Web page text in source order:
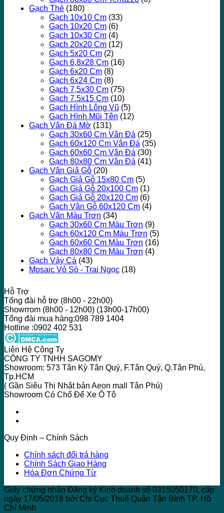
Gạch Thẻ (180)
Gạch 10x10 Cm (33)
Gạch 10x20 Cm (6)
Gạch 10x30 Cm (4)
Gạch 20x20 Cm (12)
Gạch 5x20 Cm (2)
Gạch 6,8x28 Cm (16)
Gạch 6x20 Cm (8)
Gạch 6x24 Cm (8)
Gạch 7,5x30 Cm (75)
Gạch 7.5x15 Cm (10)
Gạch Hình Lông Vũ (5)
Gạch Hình Mũi Tên (12)
Gạch Vân Đá Mờ (131)
Gạch 30x60 Cm Vân Đá (25)
Gạch 60x120 Cm Vân Đá (35)
Gạch 60x60 Cm Vân Đá (30)
Gạch 80x80 Cm Vân Đá (41)
Gạch Vân Giả Gỗ (20)
Gạch Giả Gỗ 15x80 Cm (5)
Gạch Giả Gỗ 20x100 Cm (1)
Gạch Giả Gỗ 20x120 Cm (6)
Gạch Vân Gỗ 60x120 Cm (4)
Gạch Vân Màu Trơn (34)
Gạch 30x60 Cm Màu Trơn (9)
Gạch 60x120 Cm Màu Trơn (5)
Gạch 60x60 Cm Màu Trơn (16)
Gạch 80x80 Cm Màu Trơn (4)
Gạch Vảy Cá (43)
Mosaic Vỏ Sò - Trai Ngọc (18)
Hỗ Trợ
Tổng đài hỗ trợ (8h00 - 22h00)
Showrrom (8h00 - 12h00) (13h00-17h00)
Tổng đài mua hàng:098 789 1404
Hotline :0902 402 531
Liên Hệ Công Ty
CÔNG TY TNHH SAGOMY
Showroom: 573 Tân Kỳ Tân Quý, F.Tân Quý, Q.Tân Phú,
Tp.HCM
( Gần Siêu Thị Nhật bản Aeon mall Tân Phú)
Showroom Có Chổ Để Xe Ô Tô
Quy Định – Chính Sách
Chính sách đổi trả hàng
Chính Sách Giao Hàng
Hóa Đơn Chứng Từ
Giấy chứng nhận Đăng ký Kinh doanh số 0315050170, cấp
ngày 17/05/2018 bởi Chi Cục Thuế Quận Tân Bình TP. Hồ
Chí Minh